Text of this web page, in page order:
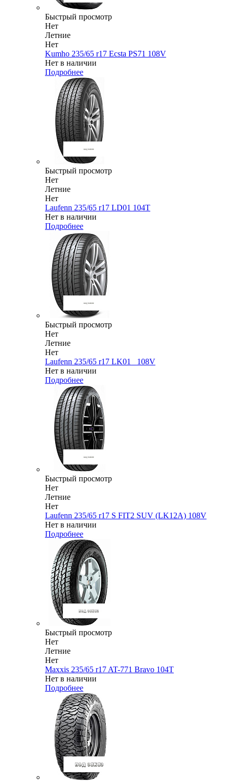
Быстрый просмотр
Нет
Летние
Нет
Kumho 235/65 r17 Ecsta PS71 108V
Нет в наличии
Подробнее
Быстрый просмотр
Нет
Летние
Нет
Laufenn 235/65 r17 LD01 104T
Нет в наличии
Подробнее
Быстрый просмотр
Нет
Летние
Нет
Laufenn 235/65 r17 LK01_ 108V
Нет в наличии
Подробнее
Быстрый просмотр
Нет
Летние
Нет
Laufenn 235/65 r17 S FIT2 SUV (LK12A) 108V
Нет в наличии
Подробнее
Быстрый просмотр
Нет
Летние
Нет
Maxxis 235/65 r17 AT-771 Bravo 104T
Нет в наличии
Подробнее